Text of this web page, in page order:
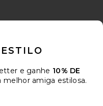
26IN CRYSTAL
e ganhe 10% DE
amiga estilosa.